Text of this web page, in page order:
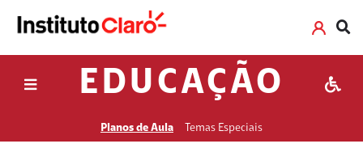
EDUCAÇÃO
Planos de Aula Temas Especiais